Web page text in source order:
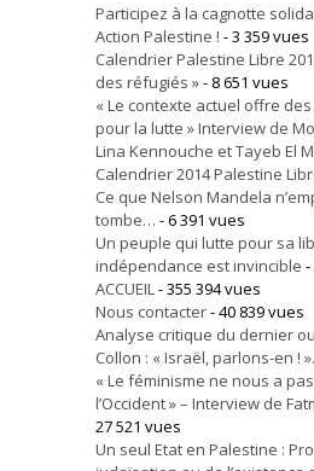
Participez à la cagnotte
Action Palestine ! - 3 359 vues
Calendrier Palestine Libre
des réfugiés »- 8 651 vues
« Le contexte actuel offre
pour la lutte » Interview de
Lina Kennouche et Tayeb El
Calendrier 2014 Palestine
Ce que Nelson Mandela
tombe… - 6 391 vues
Un peuple qui lutte pour sa
indépendance est invincible -
ACCUEIL- 355 394 vues
Nous contacter- 40 839 vues
Analyse critique du dernier
Collon : « Israël, parlons-en ! ».
« Le féminisme ne nous a
l’Occident » – Interview de
27 521 vues
Un seul Etat en Palestine :